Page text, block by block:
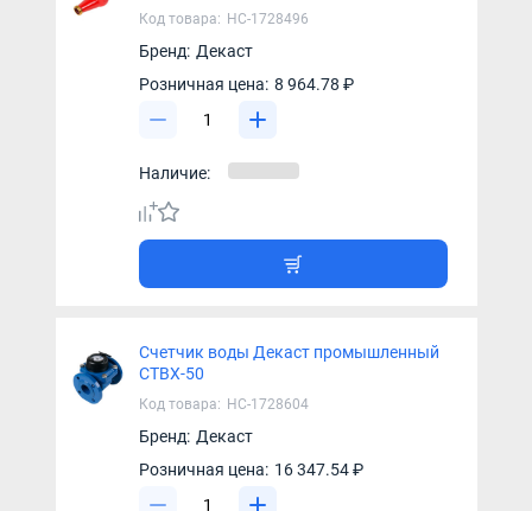
Код товара: НС-1728496
Бренд: Декаст
Розничная цена: 8 964.78 ₽
Наличие:
Счетчик воды Декаст промышленный
СТВХ-50
Код товара: НС-1728604
Бренд: Декаст
Розничная цена: 16 347.54 ₽